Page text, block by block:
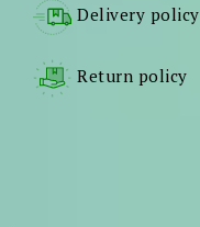
Delivery policy
Return policy